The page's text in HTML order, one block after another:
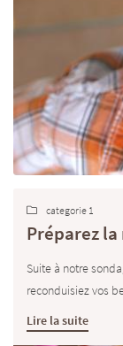
 categorie 1
Préparez la
Suite à notre
reconduisiez vos
nouvelles
dés maintenant
Enfin, nos
contacter. Il ne
Lire la suite